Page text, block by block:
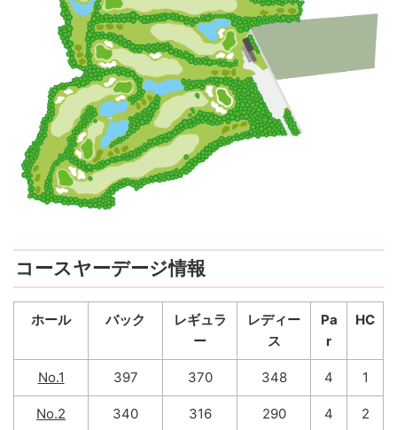
コースヤーデージ情報
ホール バック
レギュラ
ー
レディー
ス
Pa
r
HC
No.1 397 370 348 4 1
No.2 340 316 290 4 2